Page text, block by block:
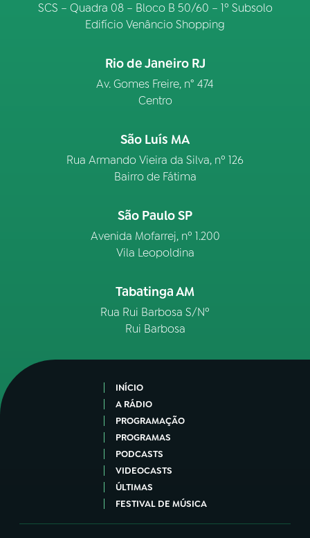
SCS – Quadra 08 – Bloco B 50/60 – 1º Subsolo
Edifício Venâncio Shopping
Rio de Janeiro RJ
Av. Gomes Freire, n° 474
Centro
São Luís MA
Rua Armando Vieira da Silva, nº 126
Bairro de Fátima
São Paulo SP
Avenida Mofarrej, nº 1.200
Vila Leopoldina
Tabatinga AM
Rua Rui Barbosa S/Nº
Rui Barbosa
INÍCIO
A RÁDIO
PROGRAMAÇÃO
PROGRAMAS
PODCASTS
VIDEOCASTS
ÚLTIMAS
FESTIVAL DE MÚSICA